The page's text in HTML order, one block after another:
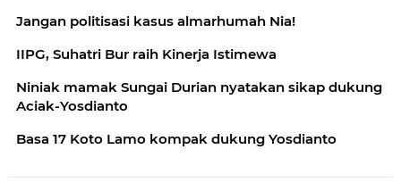
Jangan politisasi kasus almarhumah Nia!
IIPG, Suhatri Bur raih Kinerja Istimewa
Niniak mamak Sungai Durian nyatakan sikap dukung
Aciak-Yosdianto
Basa 17 Koto Lamo kompak dukung Yosdianto